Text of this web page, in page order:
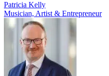
Patricia Kelly
Musician, Artist & Entrepreneur